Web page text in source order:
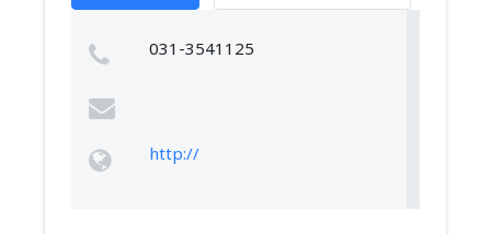
031-3541125
http://